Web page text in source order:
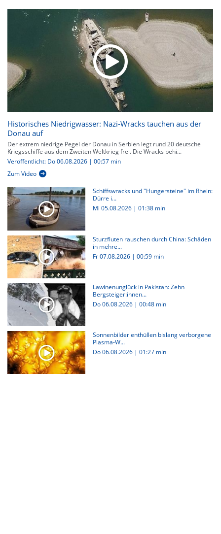
Historisches Niedrigwasser: Nazi-Wracks tauchen aus der
Donau auf
Der extrem niedrige Pegel der Donau in Serbien legt rund 20 deutsche
Kriegsschiffe aus dem Zweiten Weltkrieg frei. Die Wracks behi...
Veröffentlicht: Do 06.08.2026 | 00:57 min
Zum Video
Schiffswracks und "Hungersteine" im Rhein:
Dürre i...
Mi 05.08.2026 | 01:38 min
Sturzfluten rauschen durch China: Schäden
in mehre...
Fr 07.08.2026 | 00:59 min
Lawinenunglück in Pakistan: Zehn
Bergsteiger:innen...
Do 06.08.2026 | 00:48 min
Sonnenbilder enthüllen bislang verborgene
Plasma-W...
Do 06.08.2026 | 01:27 min